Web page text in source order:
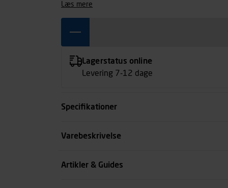
læs mere
Lagerstatus online
Levering 7-12 dage
Specifikationer
Størrelse
Varebeskrivelse
Artikler & Guides